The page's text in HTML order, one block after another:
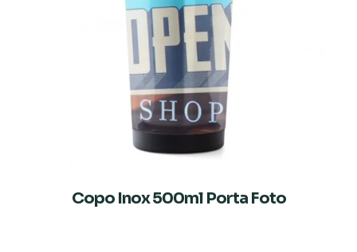
Copo Inox 500ml Porta Foto